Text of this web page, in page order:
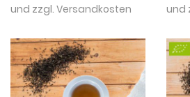
und zzgl. Versandkosten
und